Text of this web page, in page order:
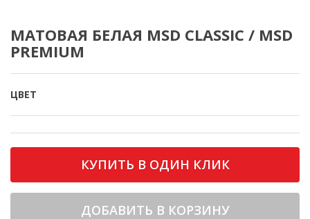
МАТОВАЯ БЕЛАЯ MSD CLASSIC / MSD
PREMIUM
ЦВЕТ
КУПИТЬ В ОДИН КЛИК
ДОБАВИТЬ В КОРЗИНУ